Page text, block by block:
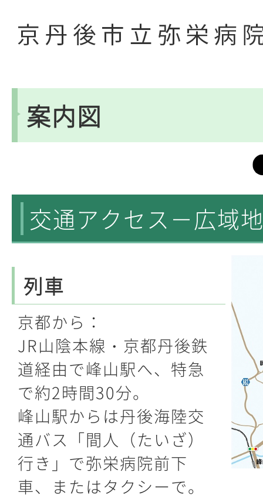
案内図
交通アクセス－広域
列車
京都から：
JR山陰本線・京都丹後鉄
道経由で峰山駅へ、特急
で約2時間30分。
峰山駅からは丹後海陸交
通バス「間人（たいざ）
行き」で弥栄病院前下
車、またはタクシーで。